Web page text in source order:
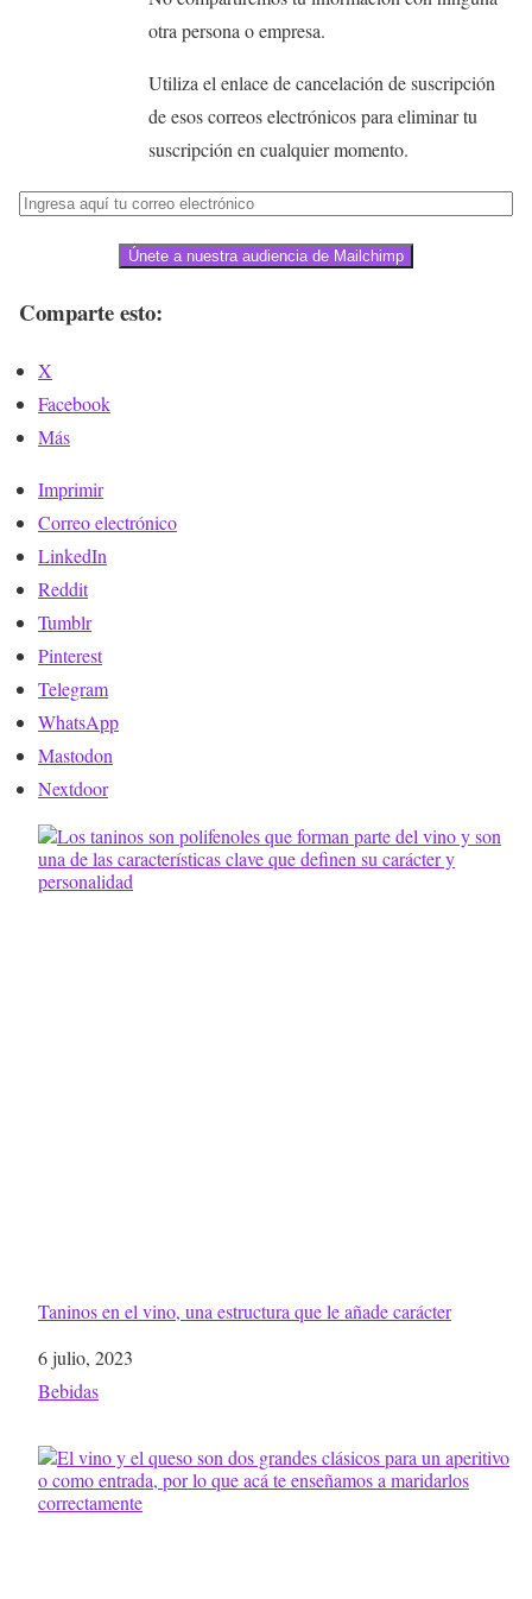
otra persona o empresa.
Utiliza el enlace de cancelación de suscripción
de esos correos electrónicos para eliminar tu
suscripción en cualquier momento.
Únete a nuestra audiencia de Mailchimp
Comparte esto:
X
Facebook
Más
Imprimir
Correo electrónico
LinkedIn
Reddit
Tumblr
Pinterest
Telegram
WhatsApp
Mastodon
Nextdoor
Taninos en el vino, una estructura que le añade carácter
Fecha
6 julio, 2023
Respecto a
Bebidas